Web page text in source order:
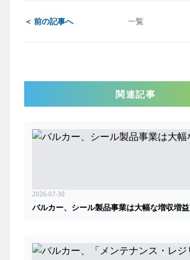
＜ 前の記事へ 一覧
関連記事
2026-07-30
バルカー、シール製品事業は大幅な増収増益